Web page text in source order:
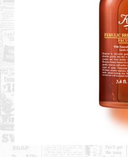
ADRESAR